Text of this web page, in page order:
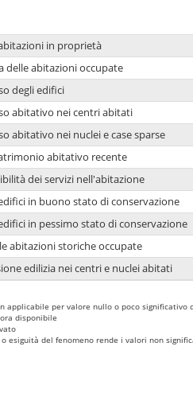
in proprietà
delle abitazioni occupate
degli edifici
abitativo nei centri abitati
abitativo nei nuclei e case sparse
abitativo recente
dei servizi nell'abitazione
in buono stato di conservazione
in pessimo stato di conservazione
abitazioni storiche occupate
edilizia nei centri e nuclei abitati
applicabile per valore nullo o poco significativo
disponibile
o esiguità del fenomeno rende i valori non